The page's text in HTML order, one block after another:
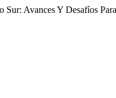
Avances Y Desafíos